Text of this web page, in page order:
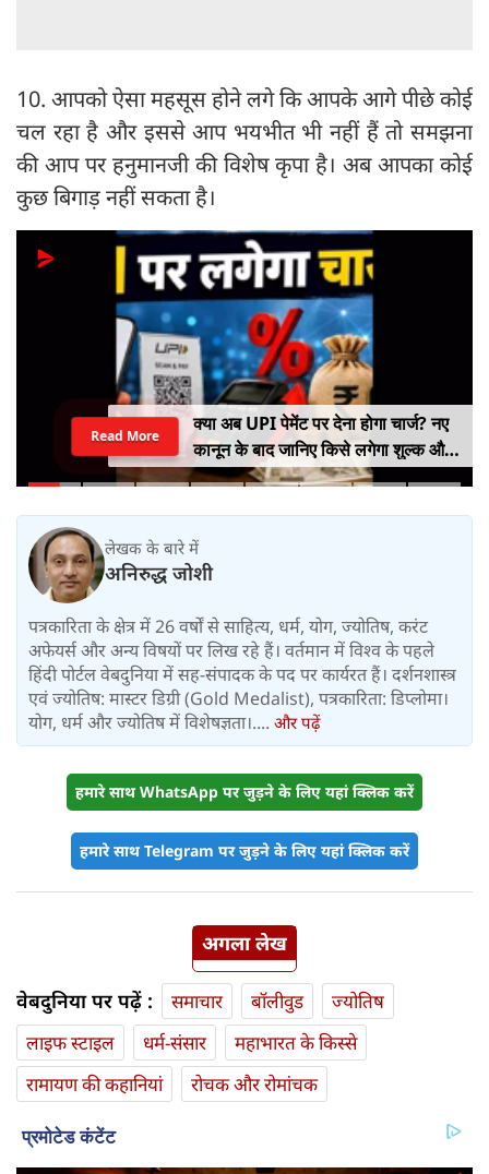
10. आपको ऐसा महसूस होने लगे कि आपके आगे पीछे कोई
चल रहा है और इससे आप भयभीत भी नहीं हैं तो समझना
की आप पर हनुमानजी की विशेष कृपा है। अब आपका कोई
कुछ बिगाड़ नहीं सकता है।
क्या अब UPI पेमेंट पर देना होगा चार्ज? नए
कानून के बाद जानिए किसे लगेगा शुल्क और
किसे नहीं
Read More
लेखक के बारे में
अनिरुद्ध जोशी
पत्रकारिता के क्षेत्र में 26 वर्षों से साहित्य, धर्म, योग, ज्योतिष, करंट
अफेयर्स और अन्य विषयों पर लिख रहे हैं। वर्तमान में विश्‍व के पहले
हिंदी पोर्टल वेबदुनिया में सह-संपादक के पद पर कार्यरत हैं। दर्शनशास्त्र
एवं ज्योतिष: मास्टर डिग्री (Gold Medalist), पत्रकारिता: डिप्लोमा।
योग, धर्म और ज्योतिष में विशेषज्ञता।.... और पढ़ें
हमारे साथ WhatsApp पर जुड़ने के लिए यहां क्लिक करें
हमारे साथ Telegram पर जुड़ने के लिए यहां क्लिक करें
अगला लेख
वेबदुनिया पर पढ़ें : समाचार बॉलीवुड
ज्योतिष
लाइफ स्‍टाइल
धर्म-संसार
महाभारत के किस्से
रामायण की कहानियां
रोचक और रोमांचक